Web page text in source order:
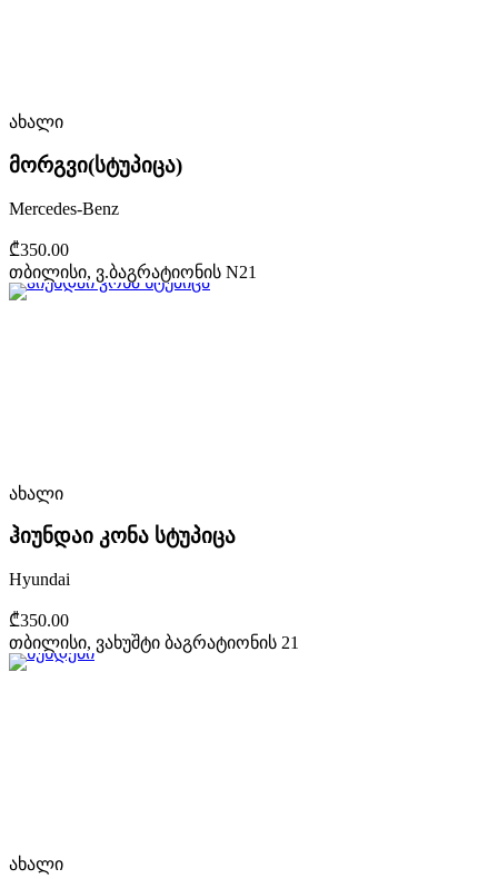
ახალი
მორგვი(სტუპიცა)
Mercedes-Benz
₾350.00
თბილისი, ვ.ბაგრატიონის N21
ახალი
ჰიუნდაი კონა სტუპიცა
Hyundai
₾350.00
თბილისი, ვახუშტი ბაგრატიონის 21
ახალი